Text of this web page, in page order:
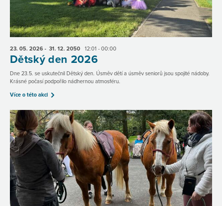
23. 05. 2026 - 31. 12. 2050 12:01 - 00:00
Dětský den 2026
Dne 23.5. se uskutečnil Dětský den. Úsměv dětí a úsměv seniorů jsou spojité nádoby.
Krásné počasí podpořilo nádhernou atmosféru.
Více o této akci